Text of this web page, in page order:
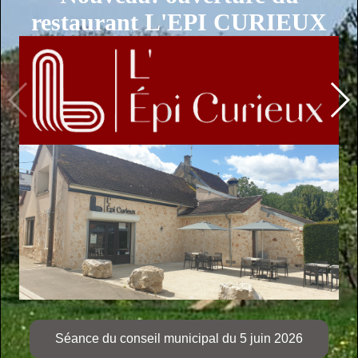
restaurant L'EPI CURIEUX
Séance du conseil municipal du 5 juin 2026